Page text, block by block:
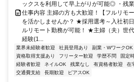
ックスを利用して早上がりが可能◎ ・残
仕事内容 主婦の方も大歓迎！【フルリモ
を活かしませんか？ ★採用選考～入社初
ルリモート勤務が可能！ ★主婦（夫）世
経験(1...
業界未経験者歓迎 社員登用あり 副業・WワークOK
資格取得支援あり
フリーター歓迎 学歴不問 固定
経験者歓迎
ネイルOK 残業なし 有資格者歓迎 在
交通費支給
長期歓迎 ピアスOK